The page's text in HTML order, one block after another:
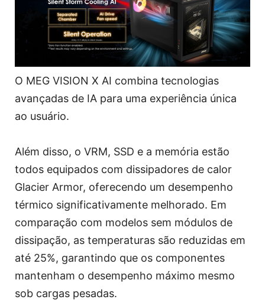
O MEG VISION X AI combina tecnologias
avançadas de IA para uma experiência única
ao usuário.
Além disso, o VRM, SSD e a memória estão
todos equipados com dissipadores de calor
Glacier Armor, oferecendo um desempenho
térmico significativamente melhorado. Em
comparação com modelos sem módulos de
dissipação, as temperaturas são reduzidas em
até 25%, garantindo que os componentes
mantenham o desempenho máximo mesmo
sob cargas pesadas.